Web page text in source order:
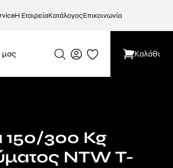
Η ΕταιρείαΚατάλογοςΕπικοινωνία
μας Καλάθι
150/300 Kg
NTW T-